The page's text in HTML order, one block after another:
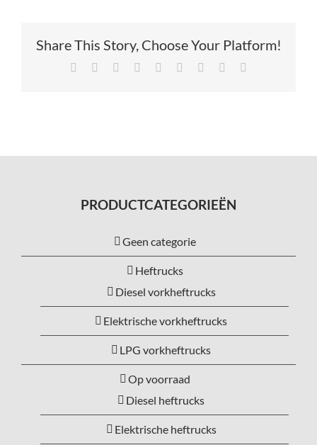
Share This Story, Choose Your Platform!
Facebook Reddit LinkedIn
TumblrPinterest Xing
PRODUCTCATEGORIEËN
Geen categorie
Heftrucks
Diesel vorkheftrucks
Elektrische vorkheftrucks
LPG vorkheftrucks
Op voorraad
Diesel heftrucks
Elektrische heftrucks